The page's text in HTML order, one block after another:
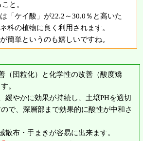
と。
「ケイ酸」が22.2～30.0％と高いた
科の植物に良く利用されます。
簡単というのも嬉しいですね。
（団粒化）と化学性の改善（酸度矯
。
緩やかに効果が持続し、土壌PHを適切
で、深層部まで効果的に酸性が中和さ
散布・手まきが容易に出来ます。